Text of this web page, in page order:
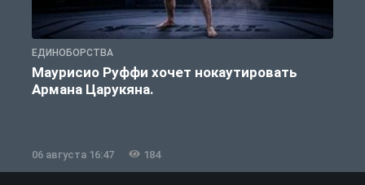
ЕДИНОБОРСТВА
Маурисио Руффи хочет нокаутировать
Армана Царукяна.
06 августа 16:47 184